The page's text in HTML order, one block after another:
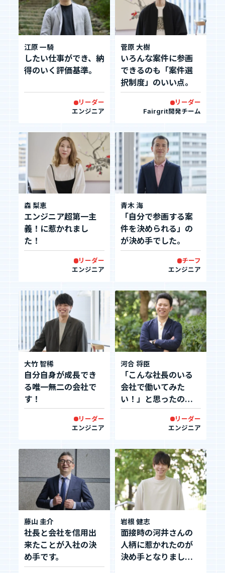
Fairgrit(フェアグリット)
江原 一騎
したい仕事ができ、納
得のいく評価基準。
リーダー
エンジニア
菅原 大樹
いろんな案件に参画
できるのも「案件選
択制度」のいい点。
リーダー
Fairgrit開発チーム
森 梨恵
エンジニア超第一主
義！に惹かれまし
た！
リーダー
エンジニア
青木 海
「自分で参画する案
件を決められる」の
が決め手でした。
チーフ
エンジニア
大竹 智稀
自分自身が成長でき
る唯一無二の会社で
す！
リーダー
エンジニア
河合 将臣
「こんな社長のいる
会社で働いてみた
い！」と思ったのが
決め手です。
リーダー
エンジニア
藤山 圭介
社長と会社を信用出
来たことが入社の決
め手です。
岩根 健志
面接時の河井さんの
人柄に惹かれたのが
決め手となりまし